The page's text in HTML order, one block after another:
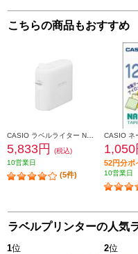
こちらの商品もおすすめ
5,833円
(税込)
10営業日
(5件)
1,050
52円分ポ
10営業日
ラベルプリンターの人気
1位 2位